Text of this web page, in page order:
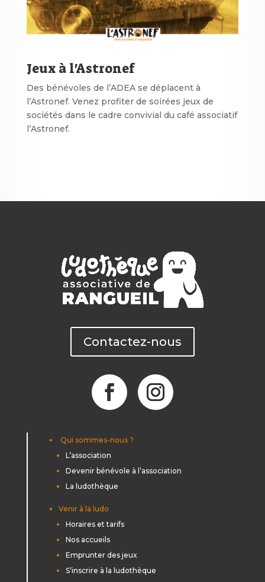
Jeux à l'Astronef
Des bénévoles de l’ADEA se déplacent à
l’Astronef. Venez profiter de soirées jeux de
sociétés dans le cadre convivial du café associatif
l’Astronef.
Contactez-nous
Qui sommes-nous ?
L’association
Devenir bénévole à l’association
La ludothèque
Venir à la ludo
Horaires et tarifs
Nos accueils
Emprunter des jeux
S’inscrire à la ludothèque